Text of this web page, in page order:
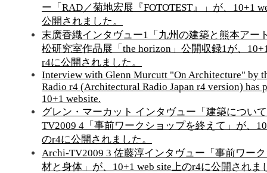
ー「RAD／菊地宏展『FOTOTEST』」が、10+1
公開されました。
末廣香織インタヴュー1「九州の建築と熊本アー
松研究室作品展「the horizon」公開収録1が、
r4に公開されました。
Interview with Glenn Murcutt "On Architecture" by
Radio r4 (Architectural Radio Japan r4 version) has
10+1 website.
グレン・マーカット インタヴュー「建築につい
TV2009 4「事前ワークショップを終えて」が、
のr4に公開されました。
Archi-TV2009 3 佐藤淳インタヴュー「事前ワー
材と身体」が、10+1 web site上のr4に公開されま